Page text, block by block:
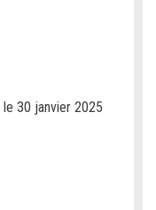
le 30 janvier 2025